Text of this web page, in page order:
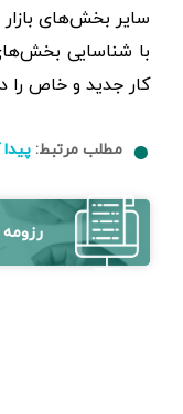
سایر بخش‌های
با شناسایی
کار جدید و خاص را
مطلب مرتبط:
رزومه